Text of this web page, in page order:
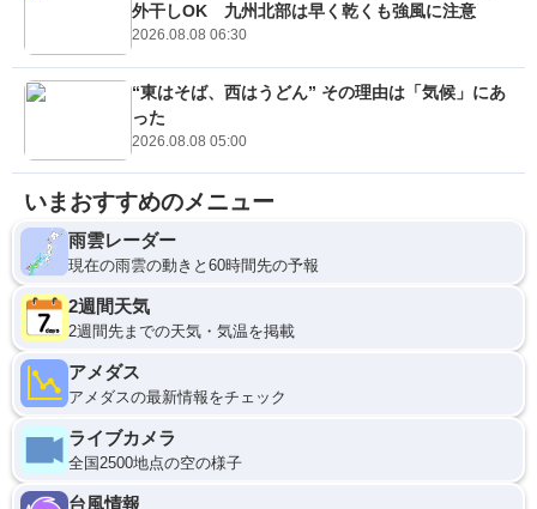
外干しOK 九州北部は早く乾くも強風に注意
2026.08.08 06:30
“東はそば、西はうどん” その理由は「気候」にあ
った
2026.08.08 05:00
いまおすすめのメニュー
雨雲レーダー
現在の雨雲の動きと60時間先の予報
2週間天気
2週間先までの天気・気温を掲載
アメダス
アメダスの最新情報をチェック
ライブカメラ
全国2500地点の空の様子
台風情報